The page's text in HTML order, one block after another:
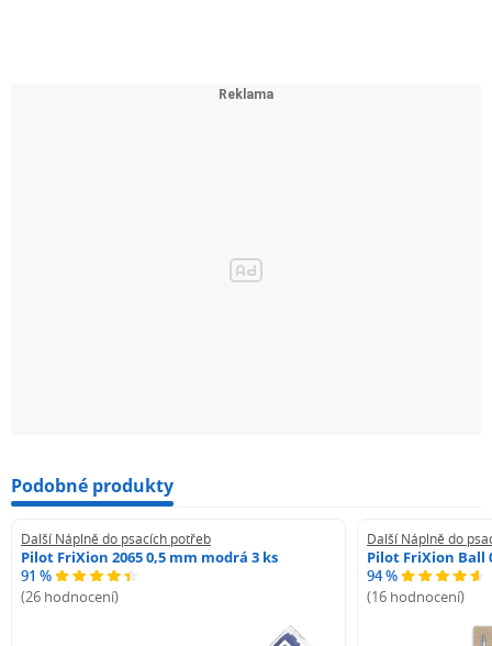
Podobné produkty
Další Náplně do psacích potřeb
Pilot FriXion 2065 0,5 mm modrá 3 ks
91 %
(26 hodnocení)
Další Náplně do
Pilot FriXion Ball
94 %
(16 hodnocení)